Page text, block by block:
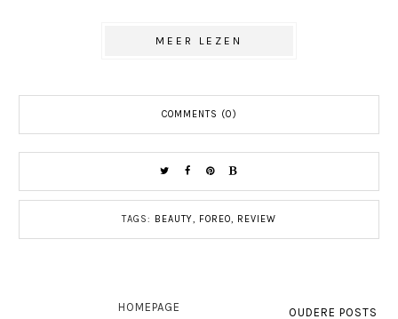
MEER LEZEN
COMMENTS (0)
TAGS: BEAUTY, FOREO, REVIEW
OUDERE POSTS
HOMEPAGE